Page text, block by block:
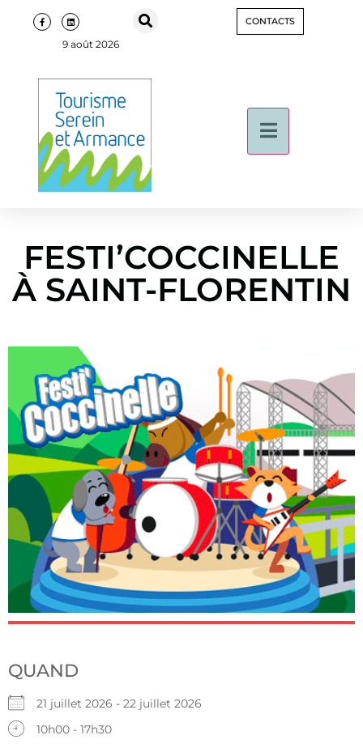
9 août 2026
CONTACTS
FESTI’COCCINELLE
À SAINT-FLORENTIN
QUAND
21 juillet 2026 - 22 juillet 2026
10h00 - 17h30